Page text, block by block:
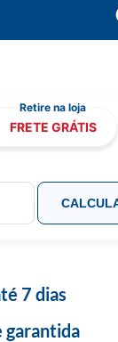
FRETE GRÁTIS
7 dias
garantida